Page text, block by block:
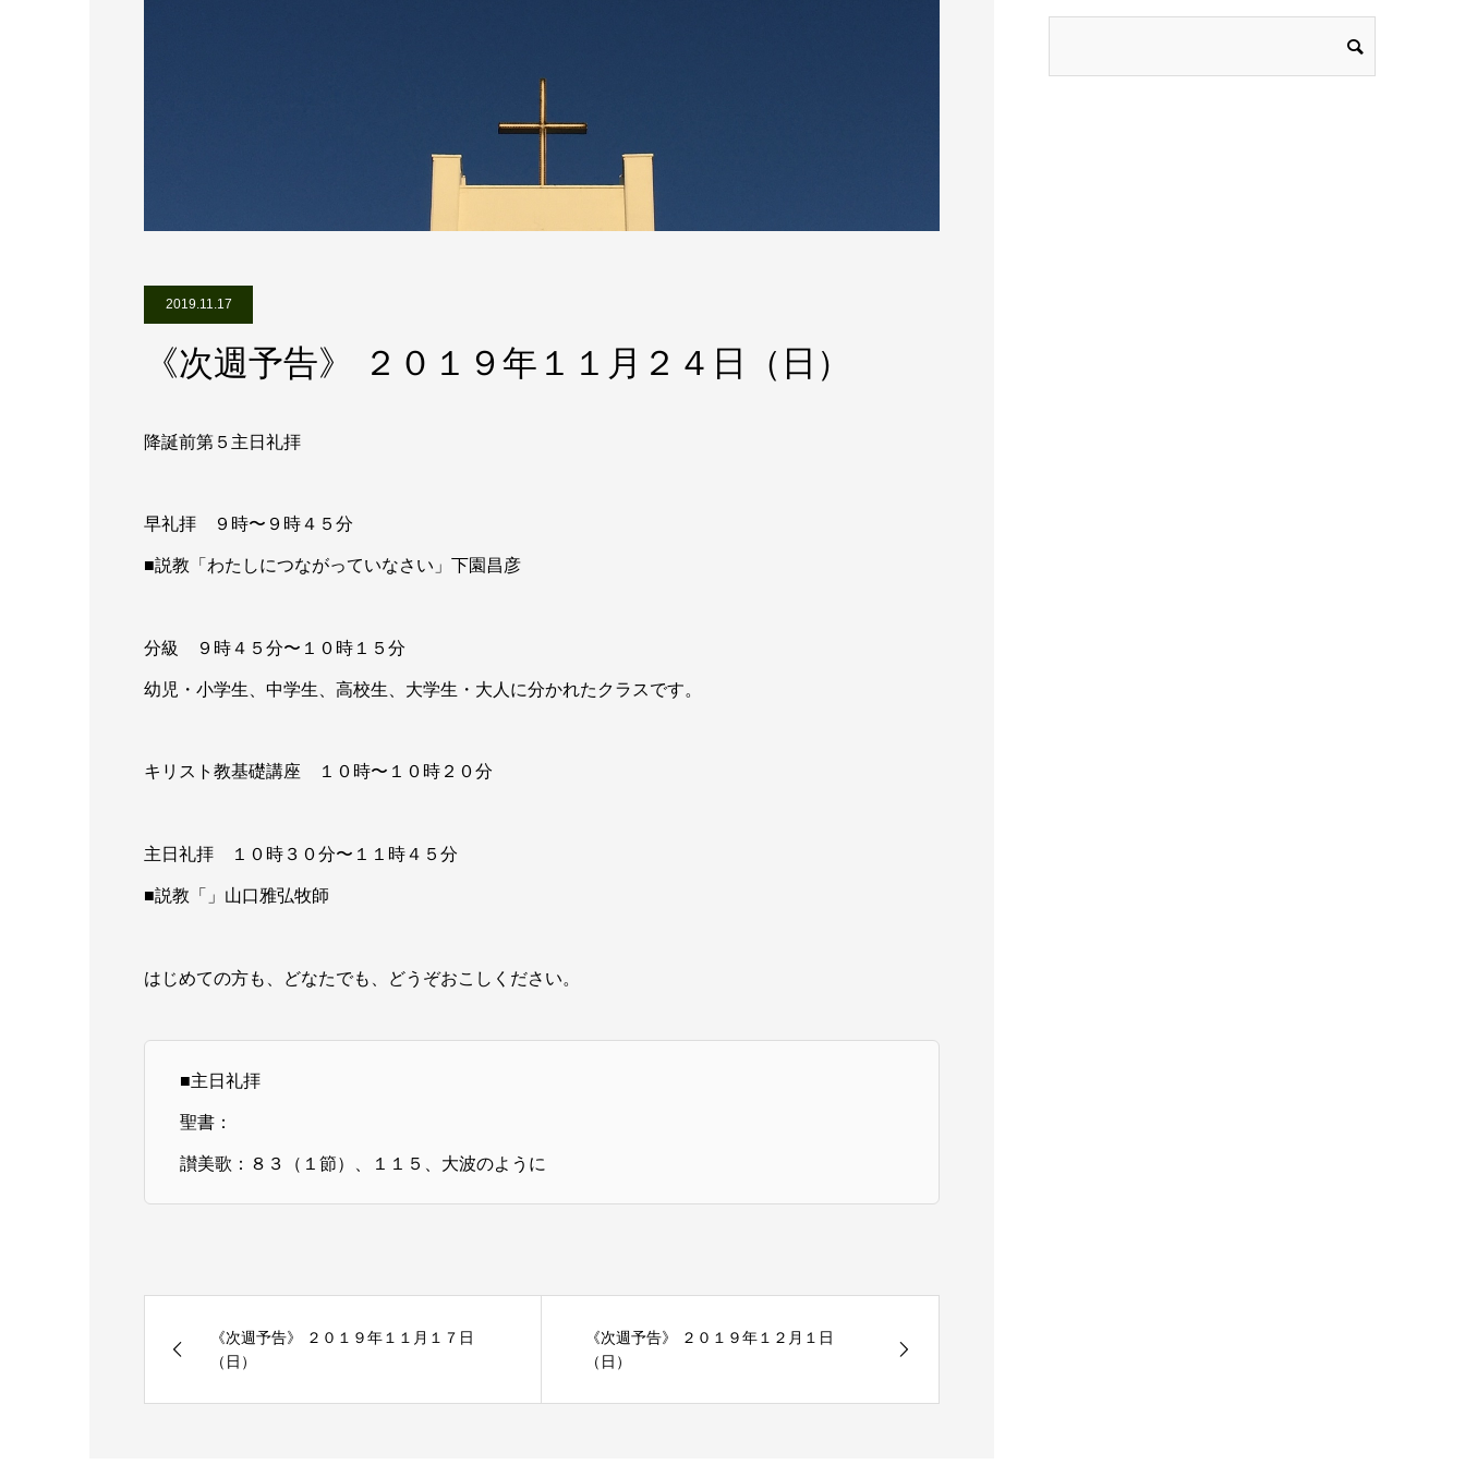
2019.11.17
《次週予告》 ２０１９年１１月２４日（日）
降誕前第５主日礼拝
早礼拝 ９時〜９時４５分
■説教「わたしにつながっていなさい」下園昌彦
分級 ９時４５分〜１０時１５分
幼児・小学生、中学生、高校生、大学生・大人に分かれたクラスです。
キリスト教基礎講座 １０時〜１０時２０分
主日礼拝 １０時３０分〜１１時４５分
■説教「」山口雅弘牧師
はじめての方も、どなたでも、どうぞおこしください。
■主日礼拝
聖書：
讃美歌：８３（１節）、１１５、大波のように
《次週予告》 ２０１９年１１月１７日
（日）
《次週予告》 ２０１９年１２月１日
（日）